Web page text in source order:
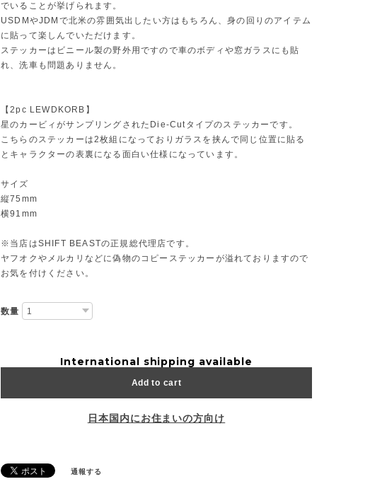
でいることが挙げられます。
USDMやJDMで北米の雰囲気出したい方はもちろん、身の回りのアイテム
に貼って楽しんでいただけます。
ステッカーはビニール製の野外用ですので車のボディや窓ガラスにも貼
れ、洗車も問題ありません。
【2pc LEWDKORB】
星のカービィがサンプリングされたDie-Cutタイプのステッカーです。
こちらのステッカーは2枚組になっておりガラスを挟んで同じ位置に貼る
とキャラクターの表裏になる面白い仕様になっています。
サイズ
縦75mm
横91mm
※当店はSHIFT BEASTの正規総代理店です。
ヤフオクやメルカリなどに偽物のコピーステッカーが溢れておりますので
お気を付けください。
数量
International shipping available
Add to cart
日本国内にお住まいの方向け
通報する